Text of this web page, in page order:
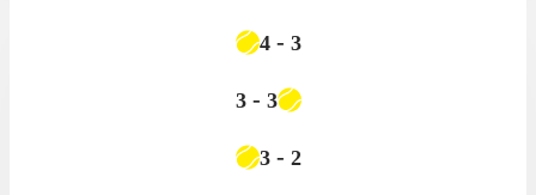
4 - 3
3 - 3
3 - 2